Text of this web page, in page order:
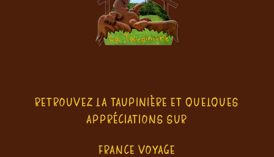
RETROUVEZ LA TAUPINIÈRE ET QUELQUES
APPRÉCIATIONS SUR
FRANCE VOYAGE